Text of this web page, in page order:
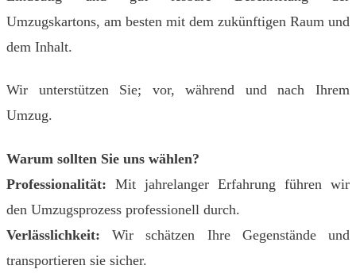
Umzugskartons, am besten mit dem zukünftigen Raum und
dem Inhalt.
Wir unterstützen Sie; vor, während und nach Ihrem
Umzug.
Warum sollten Sie uns wählen?
Professionalität: Mit jahrelanger Erfahrung führen wir
den Umzugsprozess professionell durch.
Verlässlichkeit:Wir schätzen Ihre Gegenstände und
transportieren sie sicher.